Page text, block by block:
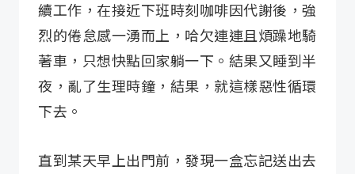
續工作，在接近下班時刻咖啡因代謝後，強
烈的倦怠感一湧而上，哈欠連連且煩躁地騎
著車，只想快點回家躺一下。結果又睡到半
夜，亂了生理時鐘，結果，就這樣惡性循環
下去。
直到某天早上出門前，發現一盒忘記送出去